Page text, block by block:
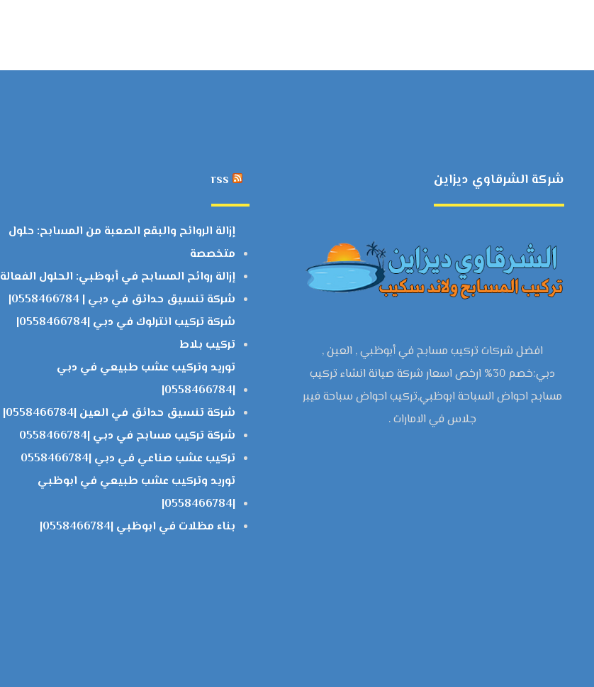
شركة الشرقاوي ديزاين
افضل شركات تركيب مسابح في أبوظبي , العين ,
دبي:خصم 30% ارخص اسعار شركة صيانة انشاء تركيب
مسابح احواض السباحة ابوظبي,تركيب احواض سباحة فيبر
جلاس في الامارات .
rss
إزالة الروائح والبقع الصعبة من المسابح: حلول
متخصصة
إزالة روائح المسابح في أبوظبي: الحلول الفعالة
شركة تنسيق حدائق في دبي | 0558466784|
شركة تركيب انترلوك في دبي |0558466784|
تركيب بلاط
توريد وتركيب عشب طبيعي في دبي
|0558466784|
شركة تنسيق حدائق في العين |0558466784|
شركة تركيب مسابح في دبي |0558466784
تركيب عشب صناعي في دبي |0558466784
توريد وتركيب عشب طبيعي في ابوظبي
|0558466784|
بناء مظلات في ابوظبي |0558466784|